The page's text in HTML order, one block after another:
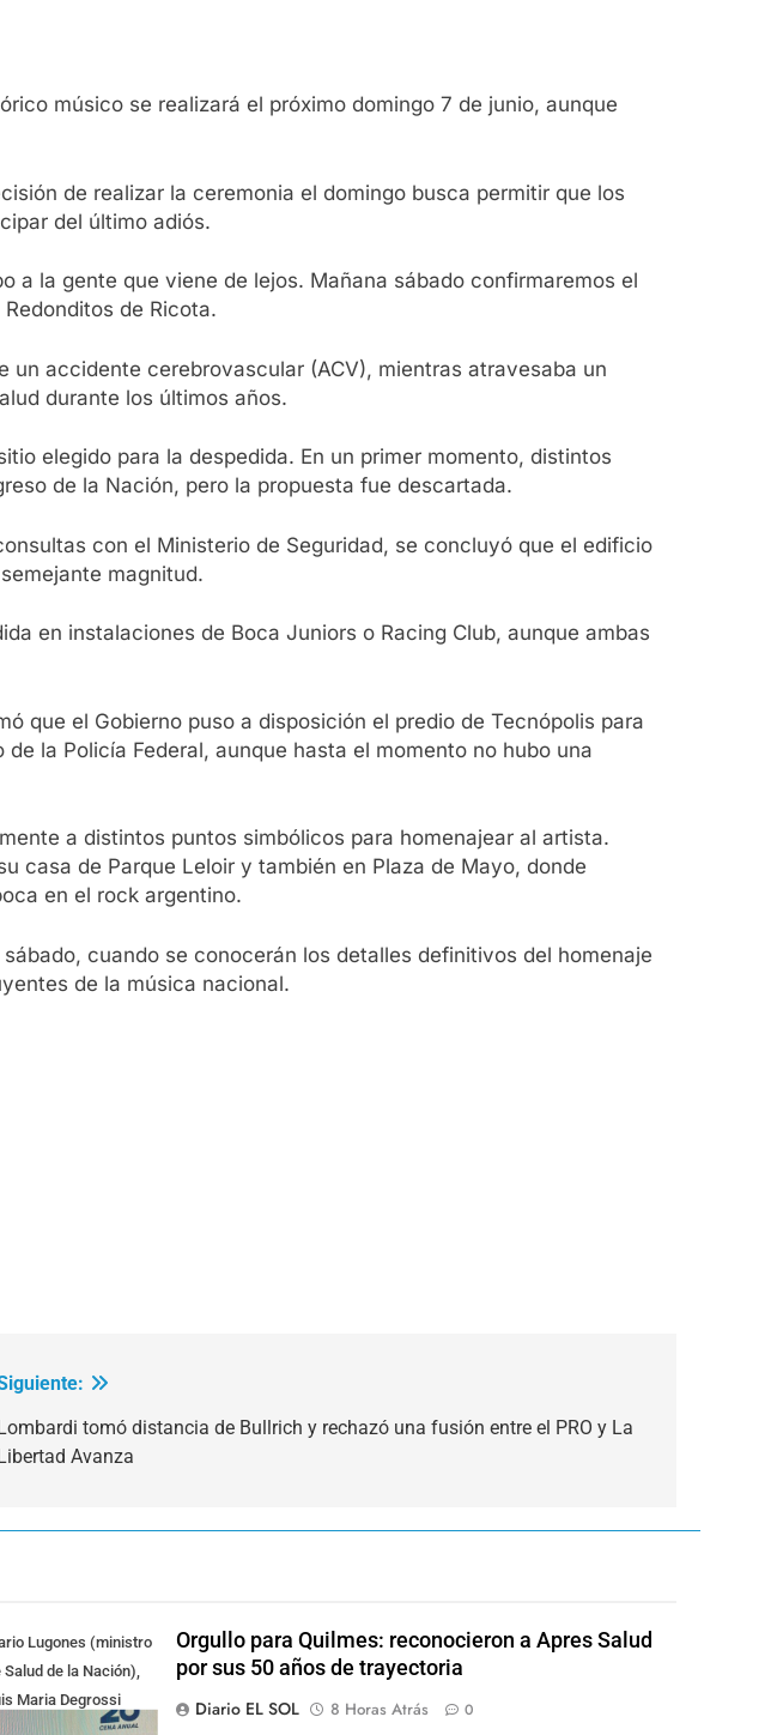
músico se realizará el próximo domingo 7 de junio, aunque
de realizar la ceremonia el domingo busca permitir que los
del último adiós.
a la gente que viene de lejos. Mañana sábado confirmaremos el
de Ricota.
accidente cerebrovascular (ACV), mientras atravesaba un
durante los últimos años.
elegido para la despedida. En un primer momento, distintos
de la Nación, pero la propuesta fue descartada.
con el Ministerio de Seguridad, se concluyó que el edificio
magnitud.
en instalaciones de Boca Juniors o Racing Club, aunque ambas
que el Gobierno puso a disposición el predio de Tecnópolis para
la Policía Federal, aunque hasta el momento no hubo una
a distintos puntos simbólicos para homenajear al artista.
casa de Parque Leloir y también en Plaza de Mayo, donde
en el rock argentino.
cuando se conocerán los detalles definitivos del homenaje
de la música nacional.
tomó distancia de Bullrich y rechazó una fusión entre el PRO y La
Avanza
Lugones (ministro
Salud de la Nación),
Maria Degrossi
de Apres
Orgullo para Quilmes: reconocieron a Apres Salud
por sus 50 años de trayectoria
Diario EL SOL
8 Horas Atrás 0